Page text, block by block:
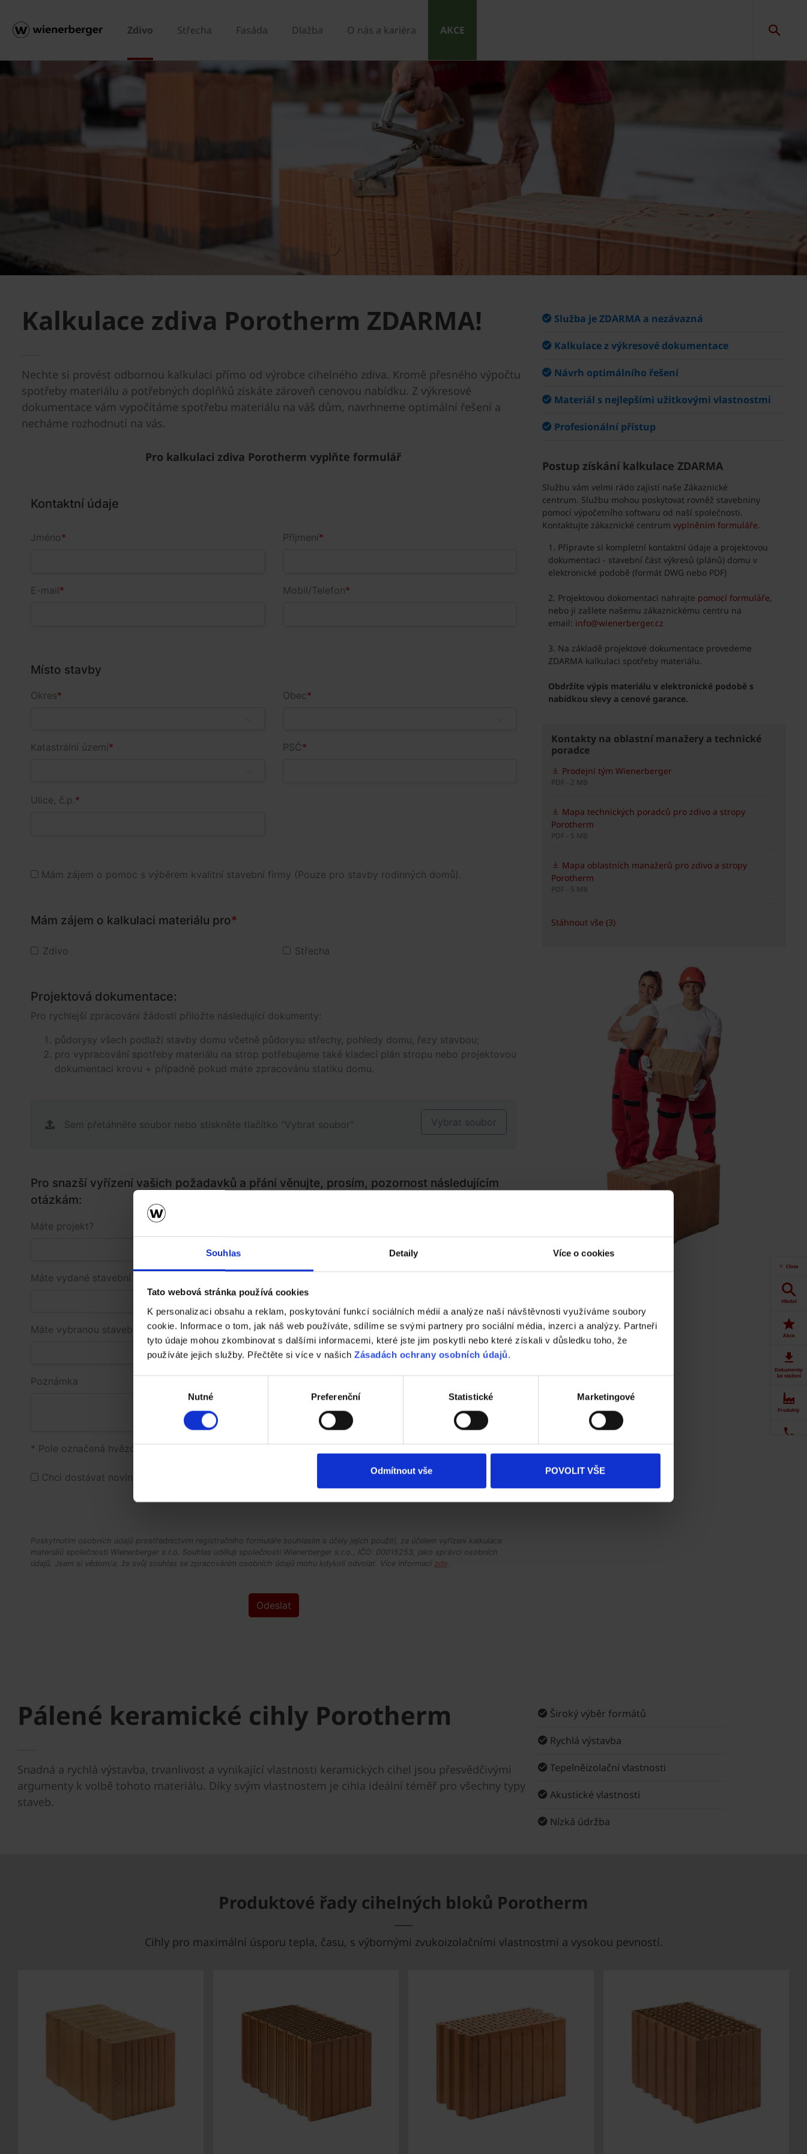
Souhlas Detaily Více o cookies
Tato webová stránka používá cookies
K personalizaci obsahu a reklam, poskytování funkcí sociálních médií a analýze naší návštěvnosti využíváme soubory
cookie. Informace o tom, jak náš web používáte, sdílíme se svými partnery pro sociální média, inzerci a analýzy. Partneři
tyto údaje mohou zkombinovat s dalšími informacemi, které jste jim poskytli nebo které získali v důsledku toho, že
používáte jejich služby. Přečtěte si více v našich Zásadách ochrany osobních údajů.
Nutné Preferenční Statistické Marketingové
Odmítnout vše POVOLIT VŠE
Zdivo Střecha Fasáda Dlažba O nás a kariéra AKCE
Kalkulace zdiva Porotherm ZDARMA!
Nechte si provést odbornou kalkulaci přímo od výrobce cihelného zdiva. Kromě přesného výpočtu
spotřeby materiálu a potřebných doplňků získáte zároveň cenovou nabídku. Z výkresové
dokumentace vám vypočítáme spotřebu materiálu na váš dům, navrhneme optimální řešení a
necháme rozhodnutí na vás.
Pro kalkulaci zdiva Porotherm vyplňte formulář
Služba je ZDARMA a nezávazná
Kalkulace z výkresové dokumentace
Návrh optimálního řešení
Materiál s nejlepšími užitkovými vlastnostmi
Profesionální přístup
Postup získání kalkulace ZDARMA
Službu vám velmi rádo zajistí naše Zákaznické
centrum. Službu mohou poskytovat rovněž stavebniny
pomocí výpočetního softwaru od naší společnosti.
Kontaktujte zákaznické centrum vyplněním formuláře.
Připravte si kompletní kontaktní údaje a projektovou
dokumentaci - stavební část výkresů (plánů) domu v
elektronické podobě (formát DWG nebo PDF)
Projektovou dokomentaci nahrajte pomocí formuláře,
nebo ji zašlete našemu zákaznickému centru na
email: info@wienerberger.cz
Na základě projektové dokumentace provedeme
ZDARMA kalkulaci spotřeby materiálu.
Obdržíte výpis materiálu v elektronické podobě s
nabídkou slevy a cenové garance.
Kontakty na oblastní manažery a technické
poradce
Prodejní tým Wienerberger
PDF - 2 MB
Mapa technických poradců pro zdivo a stropy
Porotherm
PDF - 5 MB
Mapa oblastních manažerů pro zdivo a stropy
Porotherm
PDF - 5 MB
Stáhnout vše (3)
Pálené keramické cihly Porotherm
Snadná a rychlá výstavba, trvanlivost a vynikající vlastnosti keramických cihel jsou přesvědčivými
argumenty k volbě tohoto materiálu. Díky svým vlastnostem je cihla ideální téměř pro všechny typy
staveb.
Široký výběr formátů
Rychlá výstavba
Tepelněizolační vlastnosti
Akustické vlastnosti
Nízká údržba
Produktové řady cihelných bloků Porotherm
Cihly pro maximální úsporu tepla, času, s výbornými zvukoizolačními vlastnostmi a vysokou pevností.
Close
Hledat
Akce
Dokumenty
ke stažení
Produkty